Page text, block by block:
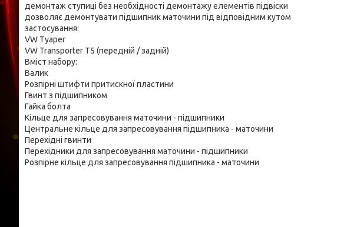
демонтаж ступиці без необхідності демонтажу елементів підвіски
дозволяє демонтувати підшипник маточини під відповідним кутом
застосування:
VW Туарег
VW Transporter T5 (передній / задній)
Вміст набору:
Валик
Розпірні штифти притискної пластини
Гвинт з підшипником
Гайка болта
Кільце для запресовування маточини - підшипники
Центральне кільце для запресовування підшипника - маточини
Перехідні гвинти
Перехідники для запресовування маточини - підшипники
Розпірне кільце для запресовування підшипника - маточини